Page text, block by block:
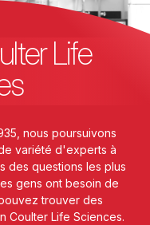
Life
nous poursuivons
variété d'experts à
des questions les plus
gens ont besoin de
trouver des
Coulter Life Sciences.